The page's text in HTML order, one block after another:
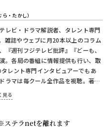
ら・たかし）
レビ・ドラマ解説者、タレント専門
雑誌やウェブに月20本以上のコラム
『週刊フジテレビ批評』『どーも、
。各局の番組に情報提供も行い、取
レント専門インタビュアーでもあ
ラマは毎クール全作品を視聴。著書
タビュアーの「聴き技」84』など。
見る
ステラnetを離れます